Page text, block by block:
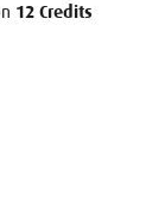
12 Credits